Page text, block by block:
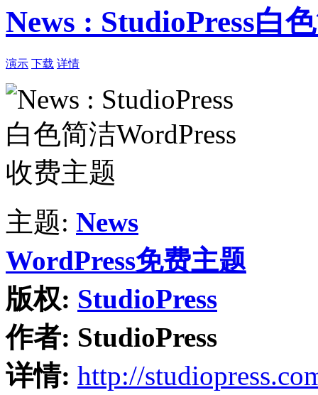
News : StudioPress白
演示 下载 详情
主题: News
WordPress免费主题
版权: StudioPress
作者: StudioPress
详情: http://